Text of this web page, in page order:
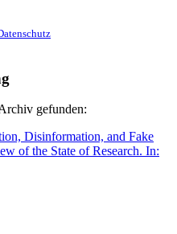
gefunden:
Disinformation, and Fake
of the State of Research. In: